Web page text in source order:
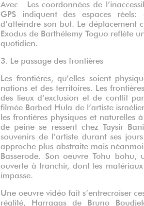
Avec Les coordonnées de
GPS indiquent des espaces réels:
d’atteindre son but. Le déplacement
Exodus de Barthélemy Toguo reflète
quotidien.
3. Le passage des frontières
Les frontières, qu’elles soient
nations et des territoires. Les
des lieux d’exclusion et de conflit
filmée Barbed Hula de l’artiste
les frontières physiques et naturelles
de peine se ressent chez Taysir
souvenirs de l’artiste durant ses
approche plus abstraite mais
Basserode. Son oeuvre Tohu
ouverte à franchir, dont les
impasse.
Une oeuvre vidéo fait s’entrecroiser
réalité, Harragas de Bruno